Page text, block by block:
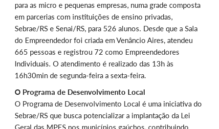
para as micro e pequenas empresas, numa grade composta
em parcerias com instituições de ensino privadas,
Sebrae/RS e Senai/RS, para 526 alunos. Desde que a Sala
do Empreendedor foi criada em Venâncio Aires, atendeu
665 pessoas e registrou 72 como Empreendedores
Individuais. O atendimento é realizado das 13h às
16h30min de segunda-feira a sexta-feira.
O Programa de Desenvolvimento Local
O Programa de Desenvolvimento Local é uma iniciativa do
Sebrae/RS que busca potencializar a implantação da Lei
Geral das MPES nos municípios gaúchos, contribuindo